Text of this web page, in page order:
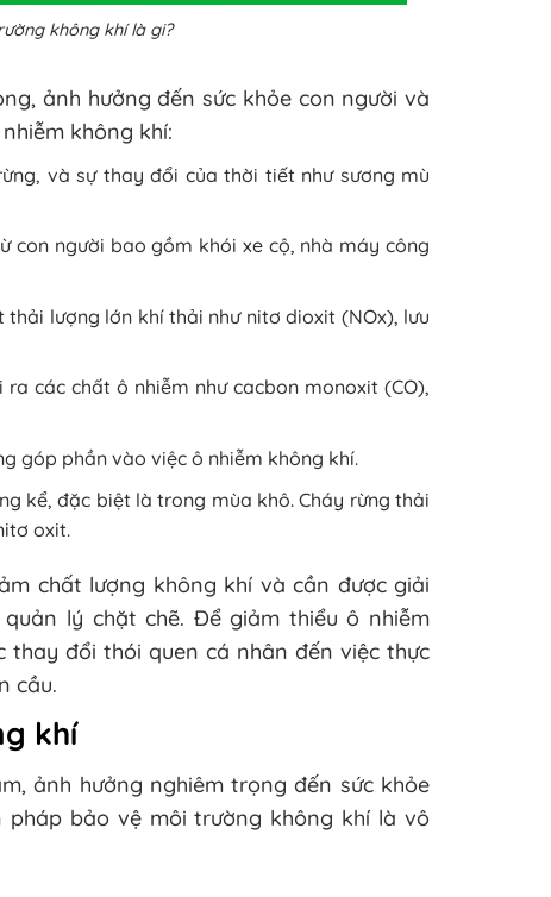
không khí là gi?
ảnh hưởng đến sức khỏe con người và
không khí:
và sự thay đổi của thời tiết như sương mù
con người bao gồm khói xe cộ, nhà máy công
lượng lớn khí thải như nitơ dioxit (NOx), lưu
các chất ô nhiễm như cacbon monoxit (CO),
góp phần vào việc ô nhiễm không khí.
kể, đặc biệt là trong mùa khô. Cháy rừng thải
oxit.
chất lượng không khí và cần được giải
lý chặt chẽ. Để giảm thiểu ô nhiễm
đổi thói quen cá nhân đến việc thực
cầu.
khí
ảnh hưởng nghiêm trọng đến sức khỏe
bảo vệ môi trường không khí là vô